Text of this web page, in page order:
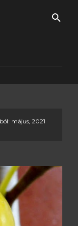
május, 2021